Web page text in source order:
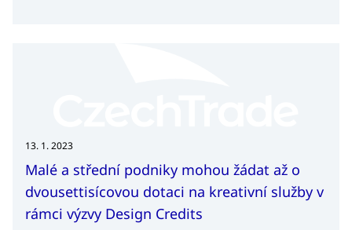
13. 1. 2023
Malé a střední podniky mohou žádat až o
dvousettisícovou dotaci na kreativní služby v
rámci výzvy Design Credits